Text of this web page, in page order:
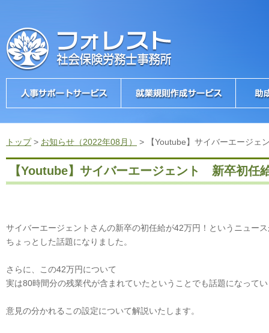
トップ> お知らせ（2022年08月） > 【Youtube】サイバーエージ
【Youtube】サイバーエージェント 新卒初任
サイバーエージェントさんの新卒の初任給が42万円！というニュー
ちょっとした話題になりました。
さらに、この42万円について
実は80時間分の残業代が含まれていたということでも話題になって
意見の分かれるこの設定について解説いたします。